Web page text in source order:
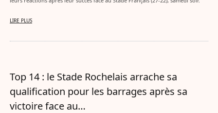
LIRE PLUS
Top 14 : le Stade Rochelais arrache sa
qualification pour les barrages après sa
victoire face au…